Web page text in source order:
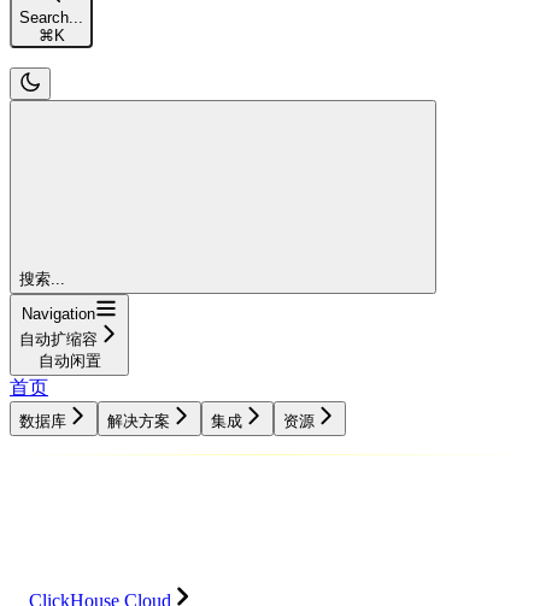
Search...
⌘ K
搜索...
Navigation
自动扩缩容
自动闲置
首页
数据库 解决方案 集成 资源
ClickHouse Cloud